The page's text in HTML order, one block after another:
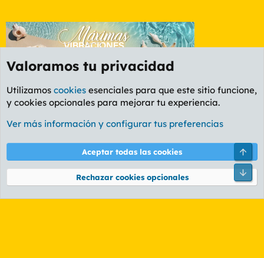
Etiquetas
Cookies
PL OLDSTYLE AMARILLO
Términos y reglas Política de privacidad Ayuda
Community platform by XenForo® © 2010-2026 XenForo Ltd.
Valoramos tu privacidad
Utilizamos cookies esenciales para que este sitio funcione,
y cookies opcionales para mejorar tu experiencia.
Ver más información y configurar tus preferencias
Aceptar todas las cookies
Rechazar cookies opcionales
Pie